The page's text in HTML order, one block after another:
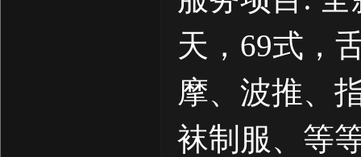
天，69式，
摩、波推、
袜制服、等